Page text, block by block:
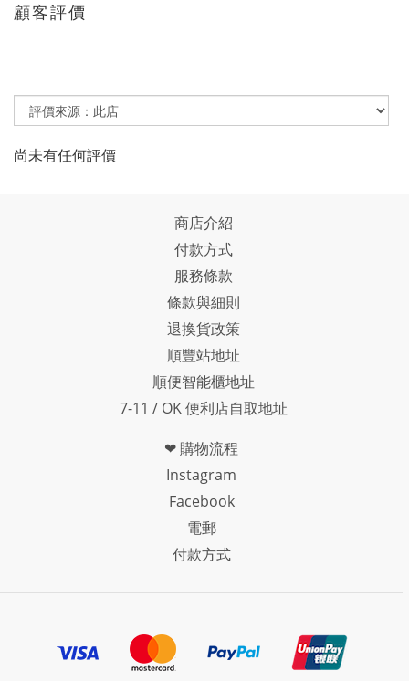
顧客評價
尚未有任何評價
商店介紹
付款方式
服務條款
條款與細則
退換貨政策
順豐站地址
順便智能櫃地址
7-11 / OK 便利店自取地址
❤ 購物流程
Instagram
Facebook
電郵
付款方式